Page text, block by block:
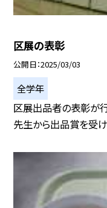
区展の表彰
公開日 2025/03/03
全学年
区展出品者の表彰が
先生から出品賞を受